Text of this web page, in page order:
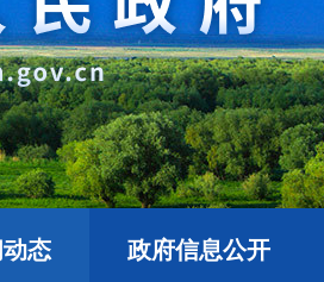
态 政府信息公开